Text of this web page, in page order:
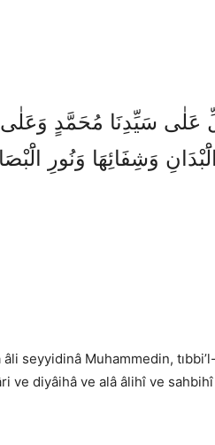
عَلٰى سَيِّدِنَا مُحَمَّدٍ
وَشِفَائِهَا وَنُورِ
seyyidinâ Muhammedin,
ve diyâihâ ve alâ âlihî ve sahbihî